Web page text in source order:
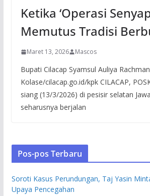
Ketika ‘Operasi
Memutus Tradisi
Maret 13, 2026 Mascos
Bupati Cilacap Syamsul Auliya
Kolase/cilacap.go.id/kpk CILACAP,
siang (13/3/2026) di pesisir selatan
seharusnya berjalan
Pos-pos Terbaru
Soroti Kasus Perundungan, Taj Yasin
Upaya Pencegahan